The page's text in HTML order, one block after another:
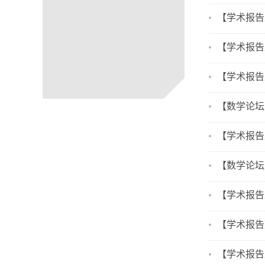
【学术报
【学术报
【学术报
【数学论
【学术报
【数学论
【学术报
【学术报
【学术报